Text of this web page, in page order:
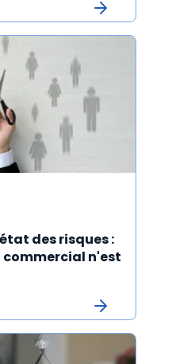
des risques :
n'est